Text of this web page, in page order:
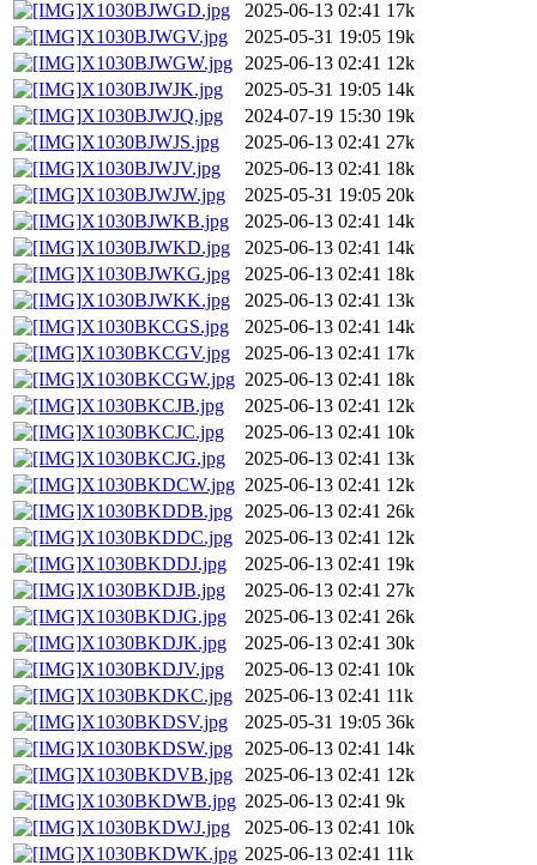
X1030BJWGD.jpg 2025-06-13 02:41 17k
X1030BJWGV.jpg
2025-05-31 19:05 19k
X1030BJWGW.jpg
2025-06-13 02:41 12k
X1030BJWJK.jpg
2025-05-31 19:05 14k
X1030BJWJQ.jpg
2024-07-19 15:30 19k
X1030BJWJS.jpg
2025-06-13 02:41 27k
X1030BJWJV.jpg
2025-06-13 02:41 18k
X1030BJWJW.jpg
2025-05-31 19:05 20k
X1030BJWKB.jpg
2025-06-13 02:41 14k
X1030BJWKD.jpg
2025-06-13 02:41 14k
X1030BJWKG.jpg
2025-06-13 02:41 18k
X1030BJWKK.jpg
2025-06-13 02:41 13k
X1030BKCGS.jpg
2025-06-13 02:41 14k
X1030BKCGV.jpg
2025-06-13 02:41 17k
X1030BKCGW.jpg 2025-06-13 02:41 18k
X1030BKCJB.jpg
2025-06-13 02:41 12k
X1030BKCJC.jpg
2025-06-13 02:41 10k
X1030BKCJG.jpg
2025-06-13 02:41 13k
X1030BKDCW.jpg 2025-06-13 02:41 12k
X1030BKDDB.jpg
2025-06-13 02:41 26k
X1030BKDDC.jpg
2025-06-13 02:41 12k
X1030BKDDJ.jpg
2025-06-13 02:41 19k
X1030BKDJB.jpg
2025-06-13 02:41 27k
X1030BKDJG.jpg
2025-06-13 02:41 26k
X1030BKDJK.jpg
2025-06-13 02:41 30k
X1030BKDJV.jpg
2025-06-13 02:41 10k
X1030BKDKC.jpg
2025-06-13 02:41 11k
X1030BKDSV.jpg
2025-05-31 19:05 36k
X1030BKDSW.jpg
2025-06-13 02:41 14k
X1030BKDVB.jpg
2025-06-13 02:41 12k
X1030BKDWB.jpg 2025-06-13 02:41 9k
X1030BKDWJ.jpg
2025-06-13 02:41 10k
X1030BKDWK.jpg 2025-06-13 02:41 11k